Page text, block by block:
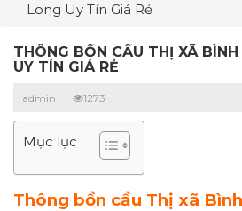
Long Uy Tín Giá Rẻ
THÔNG BỒN CẦU THỊ XÃ
UY TÍN GIÁ RẺ
admin 1273
Mục lục
Thông bồn cầu Thị xã